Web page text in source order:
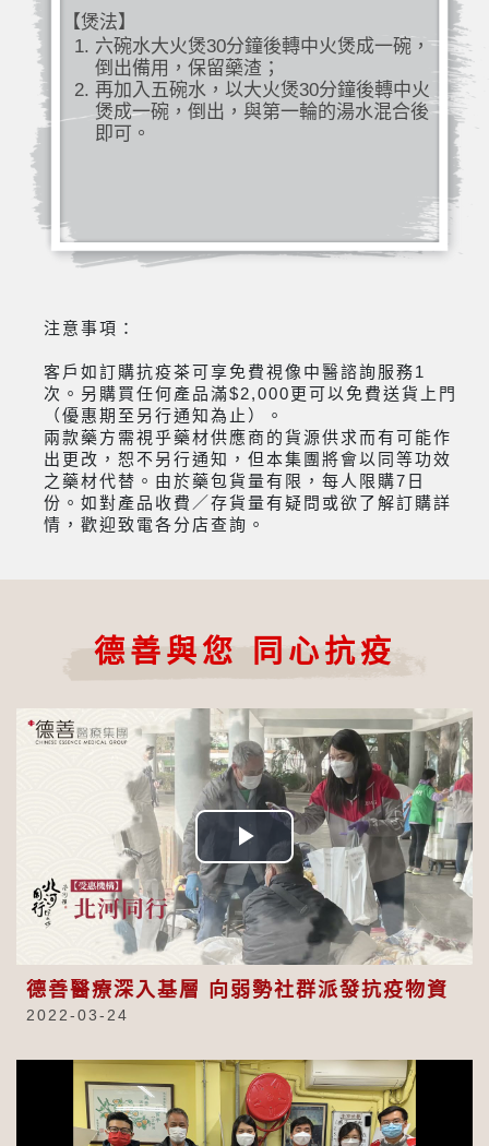
【煲法】
六碗水大火煲30分鐘後轉中火煲成一碗，
倒出備用，保留藥渣；
再加入五碗水，以大火煲30分鐘後轉中火
煲成一碗，倒出，與第一輪的湯水混合後
即可。
注意事項：
客戶如訂購抗疫茶可享免費視像中醫諮詢服務1
次。另購買任何產品滿$2,000更可以免費送貨上門
（優惠期至另行通知為止）。
兩款藥方需視乎藥材供應商的貨源供求而有可能作
出更改，恕不另行通知，但本集團將會以同等功效
之藥材代替。由於藥包貨量有限，每人限購7日
份。如對產品收費／存貨量有疑問或欲了解訂購詳
情，歡迎致電各分店查詢。
德善與您 同心抗疫
Play
Video
德善醫療深入基層 向弱勢社群派發抗疫物資
2022-03-24